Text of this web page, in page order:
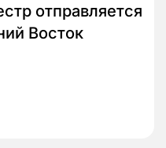
отправляется
Восток